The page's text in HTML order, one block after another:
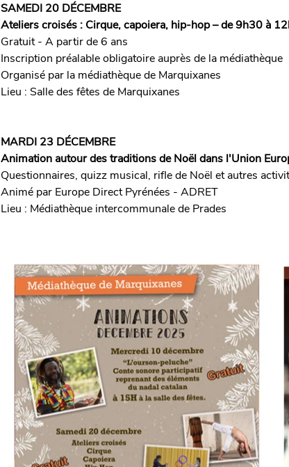
SAMEDI 20 DÉCEMBRE
Ateliers croisés : Cirque, capoiera, hip-hop– de 9h30 à
Gratuit - A partir de 6 ans
Inscription préalable obligatoire auprès de la médiathèque
Organisé par la médiathèque de Marquixanes
Lieu : Salle des fêtes de Marquixanes
MARDI 23 DÉCEMBRE
Animation autour des traditions de Noël dans l'Union
Questionnaires, quizz musical, rifle de Noël et autres
Animé par Europe Direct Pyrénées - ADRET
Lieu : Médiathèque intercommunale de Prades